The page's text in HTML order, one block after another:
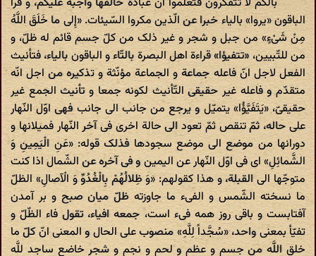
الباقون «یروا» بالیاء خبرا عن الّذین مکروا السّیئات. «إِلی‌ ما خَلَقَ اللَّهُ
مِنْ شَیْ‌ءٍ» من جبل و شجر و غیر ذلک من کلّ جسم قائم له ظلّ، و
من للتّبیین، «تتفیؤا» قراءة اهل البصرة بالتّاء و الباقون بالیاء، فتأنیث
الفعل لاجل انّ فاعله جماعة و الجماعة مؤنّثة و تذکیره من اجل انّه
متقدّم و فاعله غیر حقیقی التّأنیث لکونه جمعا و تأنیث الجمع غیر
حقیقیّ، «یَتَفَیَّؤُا» یتمیّل و یرجع من جانب الی جانب فهی اوّل النّهار
علی حاله، ثمّ تنقص ثمّ تعود الی حالة اخری فی آخر النّهار فمیلانها و
دورانها من موضع الی موضع سجودها فذلک قوله: «عَنِ الْیَمِینِ وَ
الشَّمائِلِ» ای فی اوّل النّهار عن الیمین و فی آخره عن الشّمال اذا کنت
متوجّها الی القبلة، و هذا کقولهم: «وَ ظِلالُهُمْ بِالْغُدُوِّ وَ الْآصالِ» الظلّ
ما نسخته الشّمس و الفی‌ء ما جاوزته ظلّ میان صبح و بر آمدن
آفتابست و باقی روز همه فی‌ء است، جمعه افیاء، تقول فاء الظّلّ و
تفیّأ بمعنی واحد، «سُجَّداً لِلَّهِ» منصوب علی الحال و المعنی انّ کلّ ما
خلق اللَّه من جسم و عظم و لحم و نجم و شجر خاضع ساجد للَّه